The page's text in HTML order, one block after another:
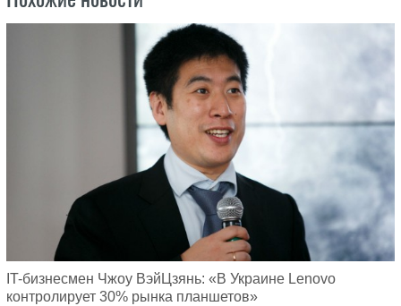
IT-бизнесмен Чжоу ВэйЦзянь: «В Украине Lenovo
контролирует 30% рынка планшетов»